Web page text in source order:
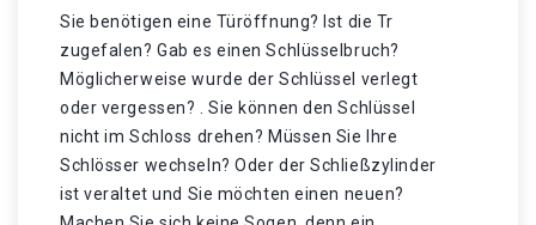
Sie benötigen eine Türöffnung? Ist die Tr
zugefalen? Gab es einen Schlüsselbruch?
Möglicherweise wurde der Schlüssel verlegt
oder vergessen? . Sie können den Schlüssel
nicht im Schloss drehen? Müssen Sie Ihre
Schlösser wechseln? Oder der Schließzylinder
ist veraltet und Sie möchten einen neuen?